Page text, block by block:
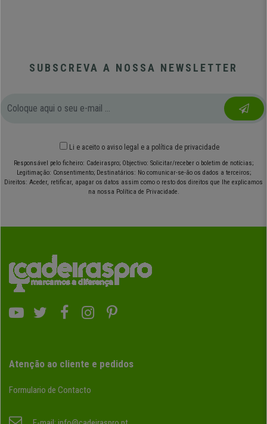
SUBSCREVA A NOSSA NEWSLETTER
Li e aceito o aviso legal e a política de privacidade
Responsável pelo ficheiro: Cadeiraspro; Objectivo: Solicitar/receber o boletim de notícias;
Legitimação: Consentimento; Destinatários: No comunicar-se-ão os dados a terceiros;
Direitos: Aceder, retificar, apagar os datos assim como o resto dos direitos que lhe explicamos
na nossa Política de Privacidade.
Atenção ao cliente e pedidos
Formulario de Contacto